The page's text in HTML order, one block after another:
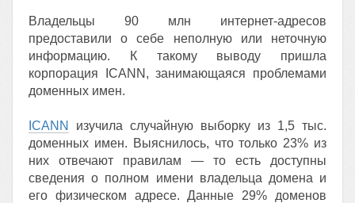
Владельцы 90 млн интернет-адресов
предоставили о себе неполную или неточную
информацию. К такому выводу пришла
корпорация ICANN, занимающаяся проблемами
доменных имен.
ICANN
изучила случайную выборку из 1,5 тыс.
доменных имен. Выяснилось, что только 23% из
них отвечают правилам — то есть доступны
сведения о полном имени владельца домена и
его физическом адресе. Данные 29% доменов